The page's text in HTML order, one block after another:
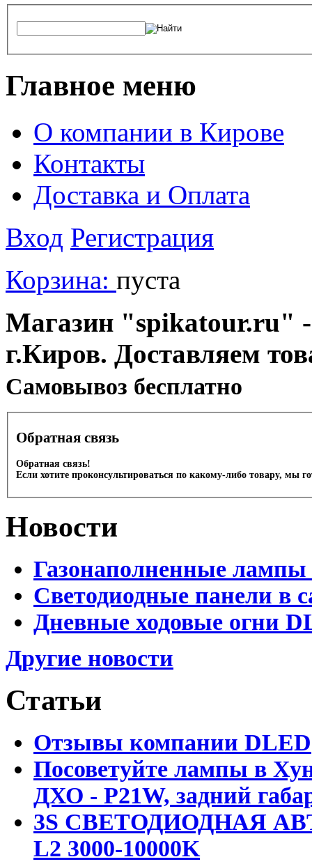
Главное меню
О компании в Кирове
Контакты
Доставка и Оплата
Вход Регистрация
Корзина: пуста
Магазин "spikatour.ru" -
г.Киров. Доставляем
Cамовывоз бесплатно
Обратная связь
Обратная связь!
Если хотите проконсультироваться по какому-либо товару, мы
Новости
Газонаполненные
Светодиодные панели в
Дневные ходовые огни
Другие новости
Статьи
Отзывы компании DLED
Посоветуйте лампы в
ДХО - P21W, задний
3S СВЕТОДИОДНАЯ
L2 3000-10000K